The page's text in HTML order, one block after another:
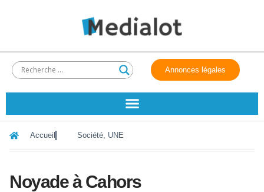
Annonces légales
Accueil Société, UNE
Noyade à Cahors